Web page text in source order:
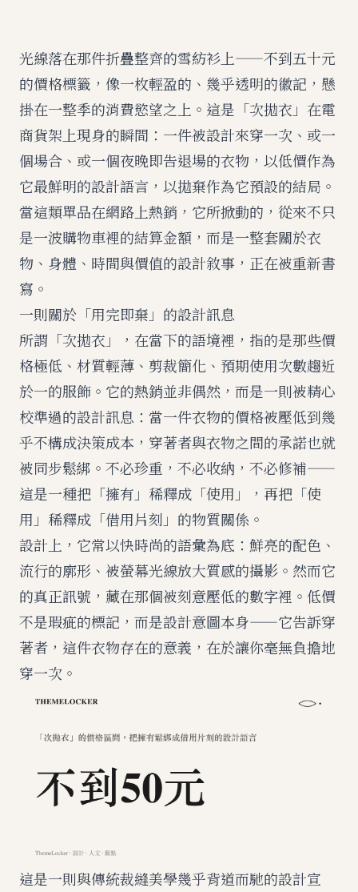
光線落在那件折疊整齊的雪紡衫上——不到五十元
的價格標籤，像一枚輕盈的、幾乎透明的徽記，懸
掛在一整季的消費慾望之上。這是「次拋衣」在電
商貨架上現身的瞬間：一件被設計來穿一次、或一
個場合、或一個夜晚即告退場的衣物，以低價作為
它最鮮明的設計語言，以拋棄作為它預設的結局。
當這類單品在網路上熱銷，它所掀動的，從來不只
是一波購物車裡的結算金額，而是一整套關於衣
物、身體、時間與價值的設計敘事，正在被重新書
寫。
一則關於「用完即棄」的設計訊息
所謂「次拋衣」，在當下的語境裡，指的是那些價
格極低、材質輕薄、剪裁簡化、預期使用次數趨近
於一的服飾。它的熱銷並非偶然，而是一則被精心
校準過的設計訊息：當一件衣物的價格被壓低到幾
乎不構成決策成本，穿著者與衣物之間的承諾也就
被同步鬆綁。不必珍重，不必收納，不必修補——
這是一種把「擁有」稀釋成「使用」，再把「使
用」稀釋成「借用片刻」的物質關係。
設計上，它常以快時尚的語彙為底：鮮亮的配色、
流行的廓形、被螢幕光線放大質感的攝影。然而它
的真正訊號，藏在那個被刻意壓低的數字裡。低價
不是瑕疵的標記，而是設計意圖本身——它告訴穿
著者，這件衣物存在的意義，在於讓你毫無負擔地
穿一次。
這是一則與傳統裁縫美學幾乎背道而馳的設計宣